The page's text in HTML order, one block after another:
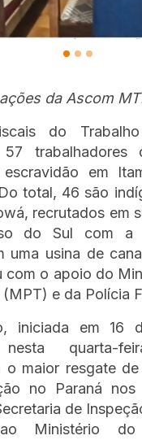
da Ascom
do
57 trabalhadores
em
total, 46 são
recrutados em
do Sul com a
uma usina de
com o apoio do
e da Polícia
iniciada em 16
nesta quarta-
o maior resgate
no Paraná nos
de
Ministério